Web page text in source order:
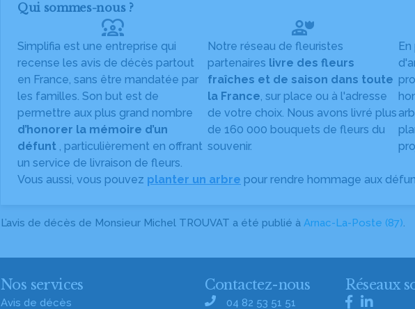
Qui sommes-nous ?
diversity_1
Simplifia est une entreprise qui
recense les avis de décès partout
en France, sans être mandatée par
les familles. Son but est de
permettre aux plus grand nombre
d’honorer la mémoire d’un
défunt , particulièrement en offrant
un service de livraison de fleurs.
Notre réseau de fleuristes
partenaires livre des fleurs
fraîches et de saison dans toute
la France, sur place ou à l'adresse
de votre choix. Nous avons livré plus
de 160 000 bouquets de fleurs du
souvenir.
Vous aussi, vous pouvez planter un arbre pour rendre hommage aux
L’avis de décès de Monsieur Michel TROUVAT a été publié à Arnac-La-Poste (87).
Nos services
Avis de décès
Contactez-nous
04 82 53 51 51
Réseaux